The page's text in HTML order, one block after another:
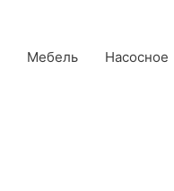
Мебель Насосное